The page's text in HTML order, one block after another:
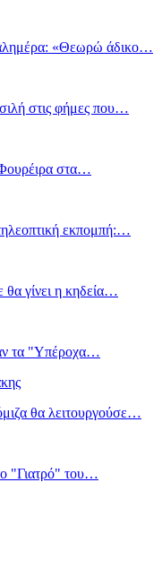
«Θεωρώ άδικο…
στις φήμες που…
στα…
εκπομπή:…
γίνει η κηδεία…
τα "Υπέροχα…
θα λειτουργούσε…
"Γιατρό" του…